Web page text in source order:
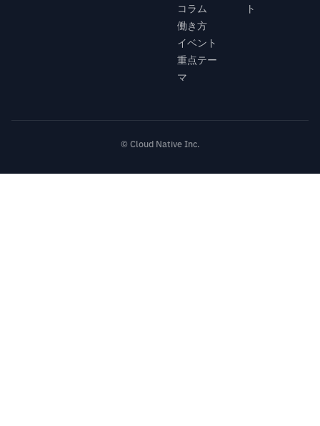
コラム
働き方
イベント
重点テー
マ
ト
© Cloud Native Inc.